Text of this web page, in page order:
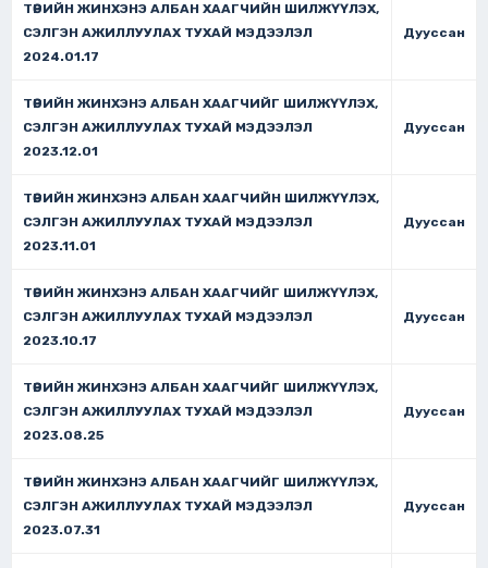
ТӨРИЙН ЖИНХЭНЭ АЛБАН ХААГЧИЙН ШИЛЖҮҮЛЭХ,
СЭЛГЭН АЖИЛЛУУЛАХ ТУХАЙ МЭДЭЭЛЭЛ
2024.01.17
Дууссан
ТӨРИЙН ЖИНХЭНЭ АЛБАН ХААГЧИЙГ ШИЛЖҮҮЛЭХ,
СЭЛГЭН АЖИЛЛУУЛАХ ТУХАЙ МЭДЭЭЛЭЛ
2023.12.01
Дууссан
ТӨРИЙН ЖИНХЭНЭ АЛБАН ХААГЧИЙН ШИЛЖҮҮЛЭХ,
СЭЛГЭН АЖИЛЛУУЛАХ ТУХАЙ МЭДЭЭЛЭЛ
2023.11.01
Дууссан
ТӨРИЙН ЖИНХЭНЭ АЛБАН ХААГЧИЙГ ШИЛЖҮҮЛЭХ,
СЭЛГЭН АЖИЛЛУУЛАХ ТУХАЙ МЭДЭЭЛЭЛ
2023.10.17
Дууссан
ТӨРИЙН ЖИНХЭНЭ АЛБАН ХААГЧИЙГ ШИЛЖҮҮЛЭХ,
СЭЛГЭН АЖИЛЛУУЛАХ ТУХАЙ МЭДЭЭЛЭЛ
2023.08.25
Дууссан
ТӨРИЙН ЖИНХЭНЭ АЛБАН ХААГЧИЙГ ШИЛЖҮҮЛЭХ,
СЭЛГЭН АЖИЛЛУУЛАХ ТУХАЙ МЭДЭЭЛЭЛ
2023.07.31
Дууссан